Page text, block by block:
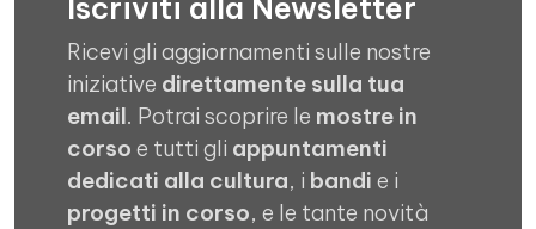
Iscriviti alla Newsletter
Ricevi gli aggiornamenti sulle nostre
iniziative direttamente sulla tua
email. Potrai scoprire le mostre in
corso e tutti gli appuntamenti
dedicati alla cultura, i bandi e i
progetti in corso, e le tante novità